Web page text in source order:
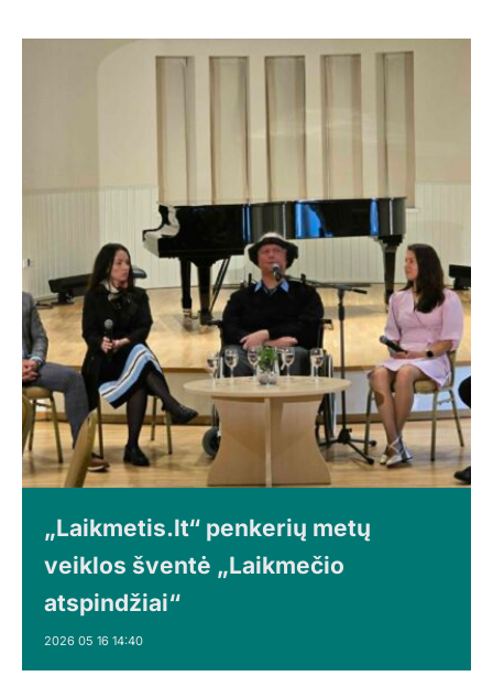
„Laikmetis.lt“ penkerių metų
veiklos šventė „Laikmečio
atspindžiai“
2026 05 16 14:40